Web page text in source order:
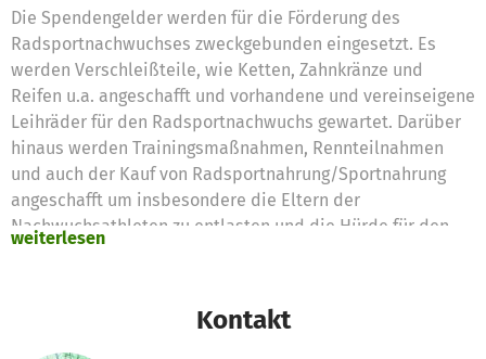
Die Spendengelder werden für die Förderung des
Radsportnachwuchses zweckgebunden eingesetzt. Es
werden Verschleißteile, wie Ketten, Zahnkränze und
Reifen u.a. angeschafft und vorhandene und vereinseigene
Leihräder für den Radsportnachwuchs gewartet. Darüber
hinaus werden Trainingsmaßnahmen, Rennteilnahmen
und auch der Kauf von Radsportnahrung/Sportnahrung
angeschafft um insbesondere die Eltern der
Nachwuchsathleten zu entlasten und die Hürde für den
weiterlesen
Kontakt